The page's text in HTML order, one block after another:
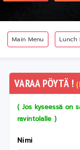
Main Menu Lunch
VARAA PÖYTÄ !
( Jos kyseessä on
ravintolalle )
Nimi